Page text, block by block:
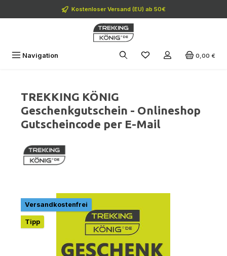
Zum Hauptinhalt springenKostenloser Versand (EU) ab 50€
Navigation 0,00 €
TREKKING KÖNIG
Geschenkgutschein - Onlineshop
Gutscheincode per E-Mail
Bildergalerie überspringen
Versandkostenfrei
Tipp